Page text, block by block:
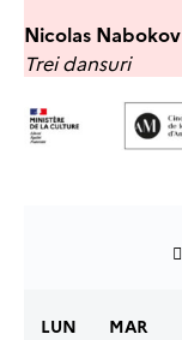
Nicolas Nabokov
Trei dansuri
LUN MAR